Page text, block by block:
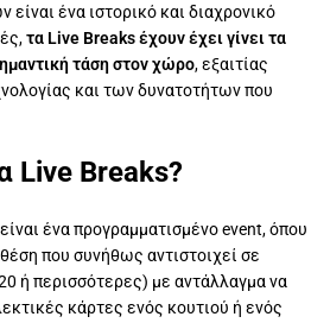
ένα ιστορικό και διαχρονικό
τα Live Breaks έχουν έχει γίνει τα
τάση στον χώρο, εξαιτίας
και των δυνατοτήτων που
Live Breaks?
ένα προγραμματισμένο event, όπου
που συνήθως αντιστοιχεί σε
ή περισσότερες) με αντάλλαγμα να
κάρτες ενός κουτιού ή ενός